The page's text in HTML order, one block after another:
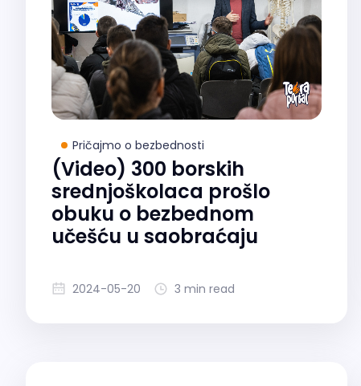
Pričajmo o bezbednosti
(Video) 300 borskih
srednjoškolaca prošlo
obuku o bezbednom
učešću u saobraćaju
2024-05-20 3 min read